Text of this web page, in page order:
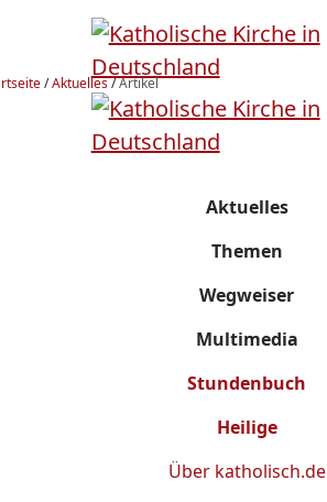
/Aktuelles/Artikel
Aktuelles
Themen
Wegweiser
Multimedia
Stundenbuch
Heilige
Über katholisch.de